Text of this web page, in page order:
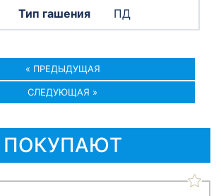
ПД
« ПРЕДЫДУЩАЯ
СЛЕДУЮЩАЯ »
ПОКУПАЮТ